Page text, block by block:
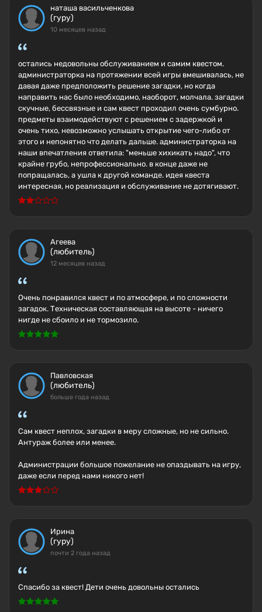
наташа васильченкова
(гуру)
10 месяцев назад
остались недовольны обслуживанием и самим квестом.
администраторка на протяжении всей игры вмешивалась, не
давая даже предположить решение загадки, но когда
направить нас было необходимо, наоборот, молчала. загадки
скучные, бессвязные и сам квест проходил очень сумбурно.
предметы взаимодействуют с решением с задержкой и
очень тихо, невозможно услышать открытие чего-либо от
этого и непонятно что делать дальше. администраторка на
наши впечатления ответила: "меньше хихикать надо", что
крайне грубо, непрофессионально. в конце даже не
попращалась, а ушла к другой команде. идея квеста
интересная, но реализация и обслуживание не дотягивают.
Агеева
(любитель)
12 месяцев назад
Очень понравился квест и по атмосфере, и по сложности
загадок. Техническая составляющая на высоте - ничего
нигде не сбоило и не тормозило.
Павловская
(любитель)
больше года назад
Сам квест неплох, загадки в меру сложные, но не сильно.
Антураж более или менее.
Администрации большое пожелание не опаздывать на игру,
даже если перед нами никого нет!
Ирина
(гуру)
почти 2 года назад
Спасибо за квест! Дети очень довольны остались